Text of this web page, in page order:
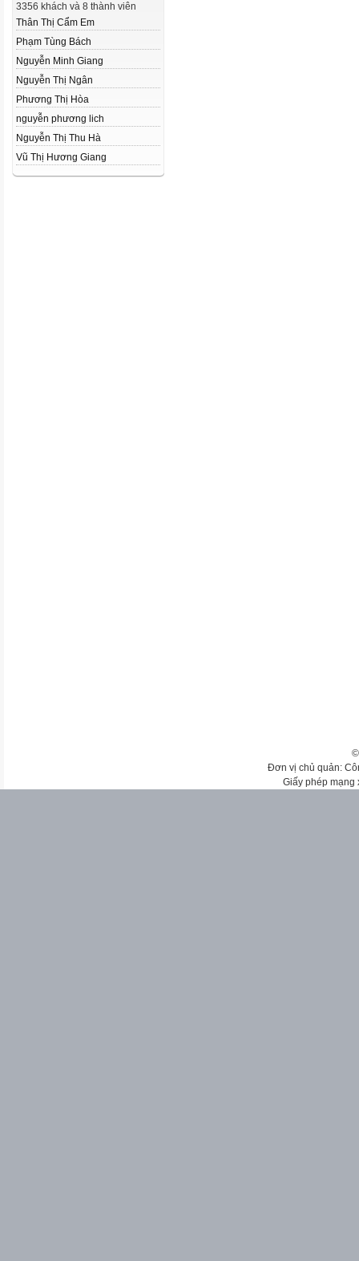
3356 khách và 8 thành viên
Thân Thị Cẩm Em
Phạm Tùng Bách
Nguyễn Minh Giang
Nguyễn Thị Ngân
Phương Thị Hòa
nguyễn phương lich
Nguyễn Thị Thu Hà
Vũ Thị Hương Giang
Đơn vị chủ quản:
Giấy phép mạng